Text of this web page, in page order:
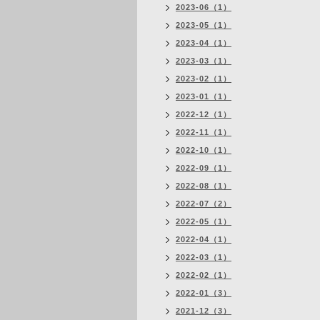
2023-06（1）
2023-05（1）
2023-04（1）
2023-03（1）
2023-02（1）
2023-01（1）
2022-12（1）
2022-11（1）
2022-10（1）
2022-09（1）
2022-08（1）
2022-07（2）
2022-05（1）
2022-04（1）
2022-03（1）
2022-02（1）
2022-01（3）
2021-12（3）